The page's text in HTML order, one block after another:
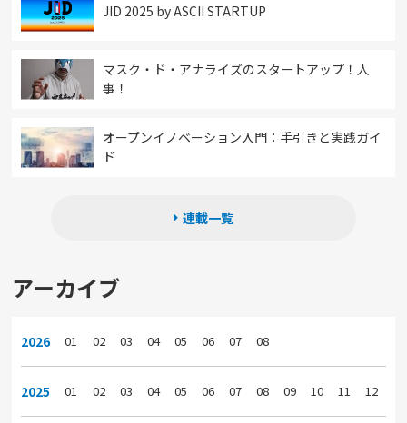
JID 2025 by ASCII STARTUP
マスク・ド・アナライズのスタートアップ！人
事！
オープンイノベーション入門：手引きと実践ガイ
ド
連載一覧
アーカイブ
2026 01 02 03 04 05 06 07 08
2025 01 02 03 04 05 06 07 08 09 10 11 12